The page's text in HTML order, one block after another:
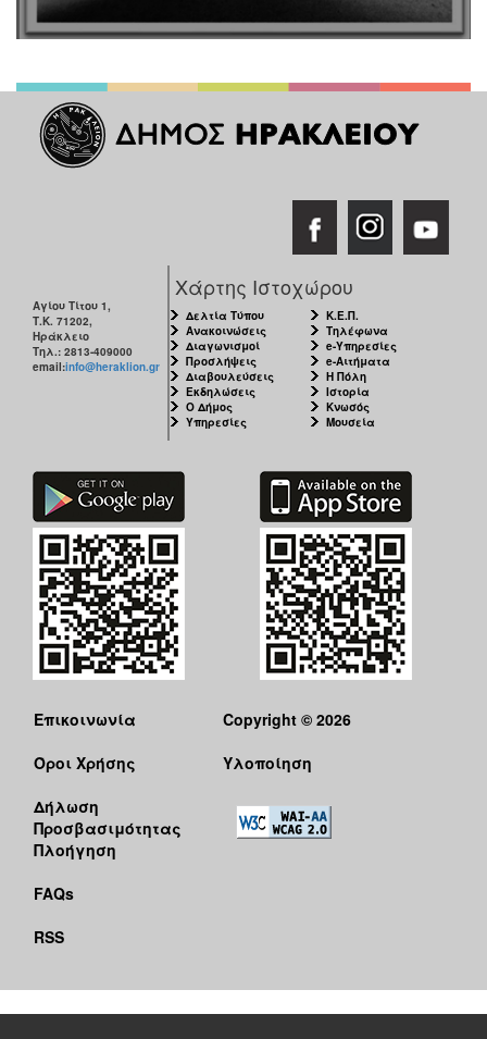
Αγίου Τίτου 1,
Τ.Κ. 71202,
Ηράκλειο
Τηλ.: 2813-409000
email:info@heraklion.gr
Χάρτης Ιστοχώρου
Δελτία Τύπου
Ανακοινώσεις
Διαγωνισμοί
Προσλήψεις
Διαβουλεύσεις
Εκδηλώσεις
Ο Δήμος
Υπηρεσίες
Κ.Ε.Π.
Τηλέφωνα
e-Υπηρεσίες
e-Αιτήματα
Η Πόλη
Ιστορία
Κνωσός
Μουσεία
Επικοινωνία
Όροι Χρήσης
Δήλωση
Προσβασιμότητας
Πλοήγηση
FAQs
RSS
Copyright © 2026
Υλοποίηση